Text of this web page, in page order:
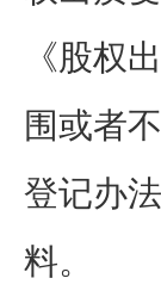
《股权
围或者
登记办
料。